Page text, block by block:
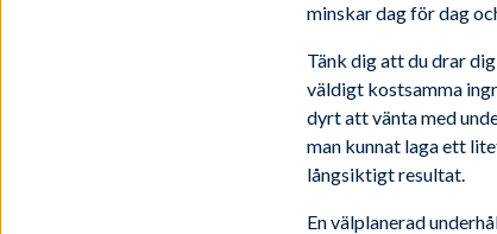
minskar dag för dag
Tänk dig att du drar
väldigt kostsamma
dyrt att vänta med
man kunnat laga ett
långsiktigt resultat.
En välplanerad